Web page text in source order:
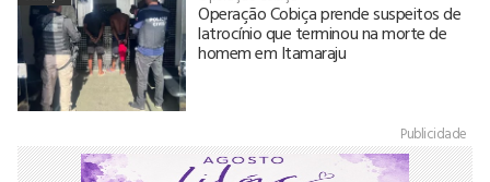
Operação Cobiça prende suspeitos de
latrocínio que terminou na morte de
homem em Itamaraju
Publicidade